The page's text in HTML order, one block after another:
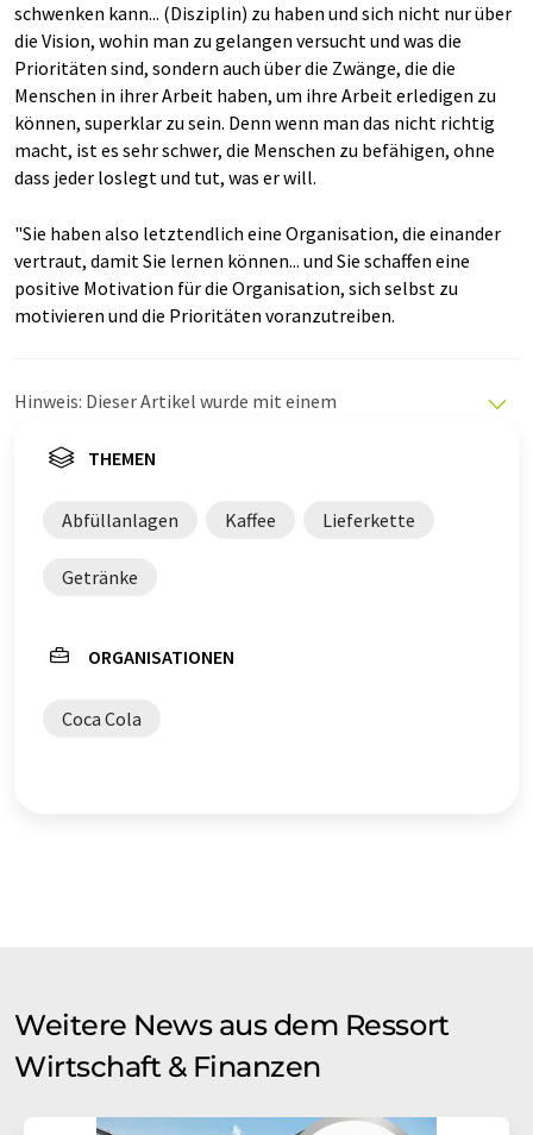
schwenken kann... (Disziplin) zu haben und sich nicht nur über
die Vision, wohin man zu gelangen versucht und was die
Prioritäten sind, sondern auch über die Zwänge, die die
Menschen in ihrer Arbeit haben, um ihre Arbeit erledigen zu
können, superklar zu sein. Denn wenn man das nicht richtig
macht, ist es sehr schwer, die Menschen zu befähigen, ohne
dass jeder loslegt und tut, was er will.
"Sie haben also letztendlich eine Organisation, die einander
vertraut, damit Sie lernen können... und Sie schaffen eine
positive Motivation für die Organisation, sich selbst zu
motivieren und die Prioritäten voranzutreiben.
Hinweis: Dieser Artikel wurde mit einem
LUMITOS bietet diese automatischen Übersetzungen
Nachrichten zu präsentieren. Da dieser Artikel mit
automatischer Übersetzung übersetzt wurde, ist es
möglich, dass er Fehler im Vokabular, in der Syntax oder
THEMEN
Abfüllanlagen Kaffee Lieferkette
Getränke
ORGANISATIONEN
Coca Cola
Weitere News aus dem Ressort
Wirtschaft & Finanzen